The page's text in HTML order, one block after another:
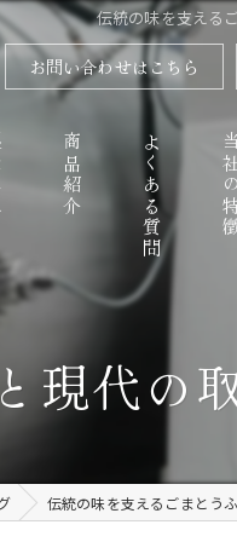
伝統の味を支える
お問い合わせはこちら
商品紹介 よくある質問 当社
現代の
伝統の味を支えるごまとう